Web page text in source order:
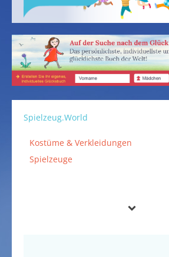
Spielzeug.World
Kostüme & Verkleidungen
Spielzeuge